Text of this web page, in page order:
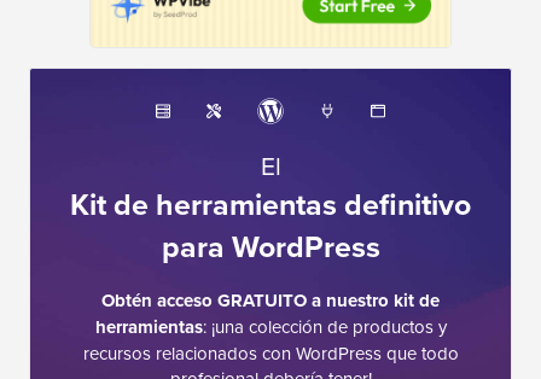
El
Kit de herramientas definitivo
para WordPress
Obtén acceso GRATUITO a nuestro kit de
herramientas: ¡una colección de productos y
recursos relacionados con WordPress que todo